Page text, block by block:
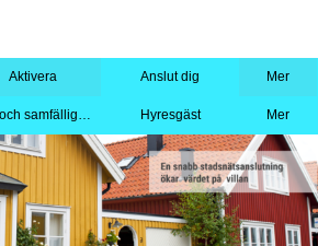
Aktivera Anslut dig Mer
BRF och samfällighet Hyresgäst Mer